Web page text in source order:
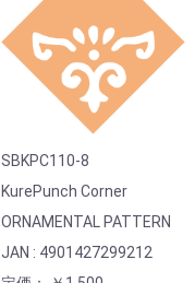
SBKPC110-8
KurePunch Corner
ORNAMENTAL PATTERN
JAN : 4901427299212